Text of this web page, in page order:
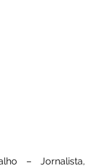
– Jornalista,